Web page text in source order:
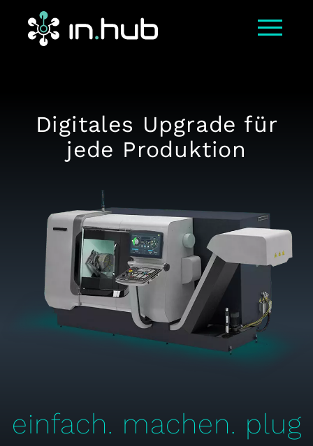
Digitales Upgrade für
jede Produktion
einfach. machen. plug